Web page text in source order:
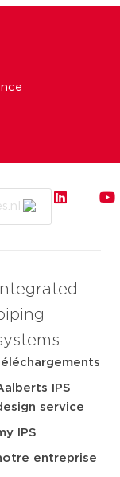
IPS
service
IPS
entreprise